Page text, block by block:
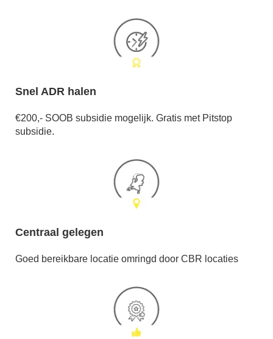
Snel ADR halen
€200,- SOOB subsidie mogelijk. Gratis met Pitstop
subsidie.
Centraal gelegen
Goed bereikbare locatie omringd door CBR locaties